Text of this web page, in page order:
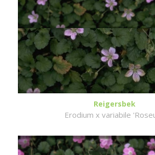
Reigersbek
Erodium x variabile